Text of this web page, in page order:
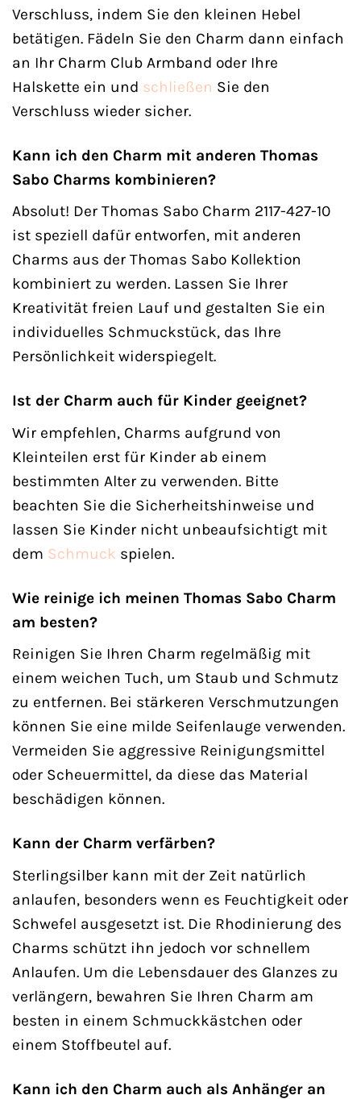
Verschluss, indem Sie den kleinen Hebel
betätigen. Fädeln Sie den Charm dann einfach
an Ihr Charm Club Armband oder Ihre
Halskette ein und schließen Sie den
Verschluss wieder sicher.
Kann ich den Charm mit anderen Thomas
Sabo Charms kombinieren?
Absolut! Der Thomas Sabo Charm 2117-427-10
ist speziell dafür entworfen, mit anderen
Charms aus der Thomas Sabo Kollektion
kombiniert zu werden. Lassen Sie Ihrer
Kreativität freien Lauf und gestalten Sie ein
individuelles Schmuckstück, das Ihre
Persönlichkeit widerspiegelt.
Ist der Charm auch für Kinder geeignet?
Wir empfehlen, Charms aufgrund von
Kleinteilen erst für Kinder ab einem
bestimmten Alter zu verwenden. Bitte
beachten Sie die Sicherheitshinweise und
lassen Sie Kinder nicht unbeaufsichtigt mit
dem Schmuck spielen.
Wie reinige ich meinen Thomas Sabo Charm
am besten?
Reinigen Sie Ihren Charm regelmäßig mit
einem weichen Tuch, um Staub und Schmutz
zu entfernen. Bei stärkeren Verschmutzungen
können Sie eine milde Seifenlauge verwenden.
Vermeiden Sie aggressive Reinigungsmittel
oder Scheuermittel, da diese das Material
beschädigen können.
Kann der Charm verfärben?
Sterlingsilber kann mit der Zeit natürlich
anlaufen, besonders wenn es Feuchtigkeit oder
Schwefel ausgesetzt ist. Die Rhodinierung des
Charms schützt ihn jedoch vor schnellem
Anlaufen. Um die Lebensdauer des Glanzes zu
verlängern, bewahren Sie Ihren Charm am
besten in einem Schmuckkästchen oder
einem Stoffbeutel auf.
Kann ich den Charm auch als Anhänger an